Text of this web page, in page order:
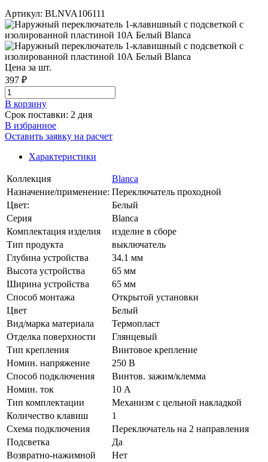
Артикул: BLNVA106111
Цена за шт.
397 ₽
В корзинy
Срок поставки: 2 дня
В избранное
Оставить заявку на расчет
Характеристики
Коллекция
Blanca
Назначение/применение: Переключатель проходной
Цвет:
Белый
Серия
Blanca
Комплектация изделия
изделие в сборе
Тип продукта
выключатель
Глубина устройства
34.1 мм
Высота устройства
65 мм
Ширина устройства
65 мм
Способ монтажа
Открытой установки
Цвет
Белый
Вид/марка материала
Термопласт
Отделка поверхности
Глянцевый
Тип крепления
Винтовое крепление
Номин. напряжение
250 В
Способ подключения
Винтов. зажим/клемма
Номин. ток
10 А
Тип комплектации
Механизм с цельной накладкой
Количество клавиш
1
Схема подключения
Переключатель на 2 направления
Подсветка
Да
Возвратно-нажимной
Нет